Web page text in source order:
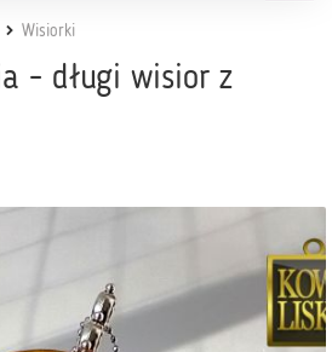
Wisiorki
- długi wisior z